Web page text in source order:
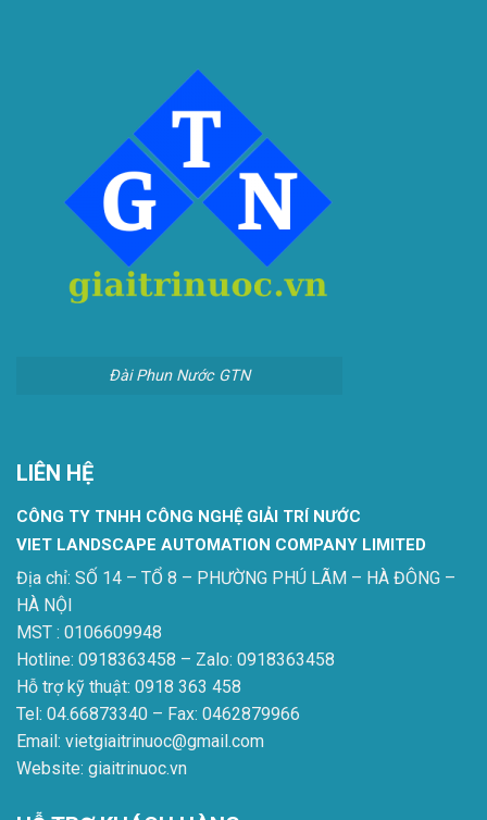
Đài Phun Nước GTN
LIÊN HỆ
CÔNG TY TNHH CÔNG NGHỆ GIẢI TRÍ NƯỚC
VIET LANDSCAPE AUTOMATION COMPANY LIMITED
Địa chỉ: SỐ 14 – TỔ 8 – PHƯỜNG PHÚ LÃM – HÀ ĐÔNG –
HÀ NỘI
MST : 0106609948
Hotline: 0918363458 – Zalo: 0918363458
Hỗ trợ kỹ thuật: 0918 363 458
Tel: 04.66873340 – Fax: 0462879966
Email: vietgiaitrinuoc@gmail.com
Website: giaitrinuoc.vn